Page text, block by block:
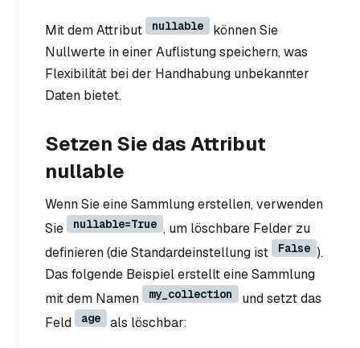
Mit dem Attribut nullable
können Sie
Nullwerte in einer Auflistung speichern, was
Flexibilität bei der Handhabung unbekannter
Daten bietet.
Setzen Sie das Attribut
nullable
Wenn Sie eine Sammlung erstellen, verwenden
Sie
nullable=True , um löschbare Felder zu
definieren (die Standardeinstellung ist
False ).
Das folgende Beispiel erstellt eine Sammlung
mit dem Namen
my_collection
und setzt das
Feld
age als löschbar: